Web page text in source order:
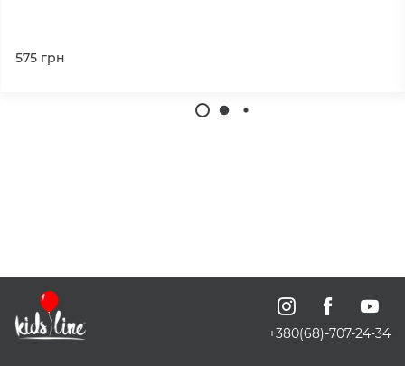
575 грн
+380(68)-707-24-34